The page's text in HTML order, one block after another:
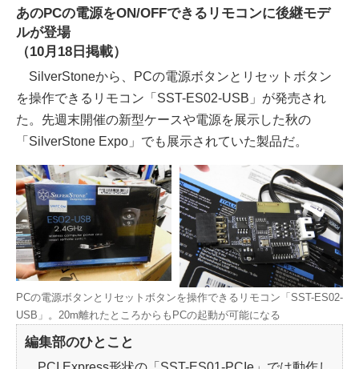
あのPCの電源をON/OFFできるリモコンに後継モデ
ルが登場
（10月18日掲載）
SilverStoneから、PCの電源ボタンとリセットボタン
を操作できるリモコン「SST-ES02-USB」が発売され
た。先週末開催の新型ケースや電源を展示した秋の
「SilverStone Expo」でも展示されていた製品だ。
PCの電源ボタンとリセットボタンを操作できるリモコン「SST-ES02-
USB」。20m離れたところからもPCの起動が可能になる
編集部のひとこと